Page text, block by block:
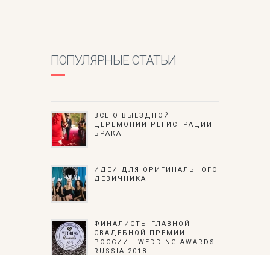
ПОПУЛЯРНЫЕ СТАТЬИ
ВСЕ О ВЫЕЗДНОЙ
ЦЕРЕМОНИИ РЕГИСТРАЦИИ
БРАКА
ИДЕИ ДЛЯ ОРИГИНАЛЬНОГО
ДЕВИЧНИКА
ФИНАЛИСТЫ ГЛАВНОЙ
СВАДЕБНОЙ ПРЕМИИ
РОССИИ - WEDDING AWARDS
RUSSIA 2018